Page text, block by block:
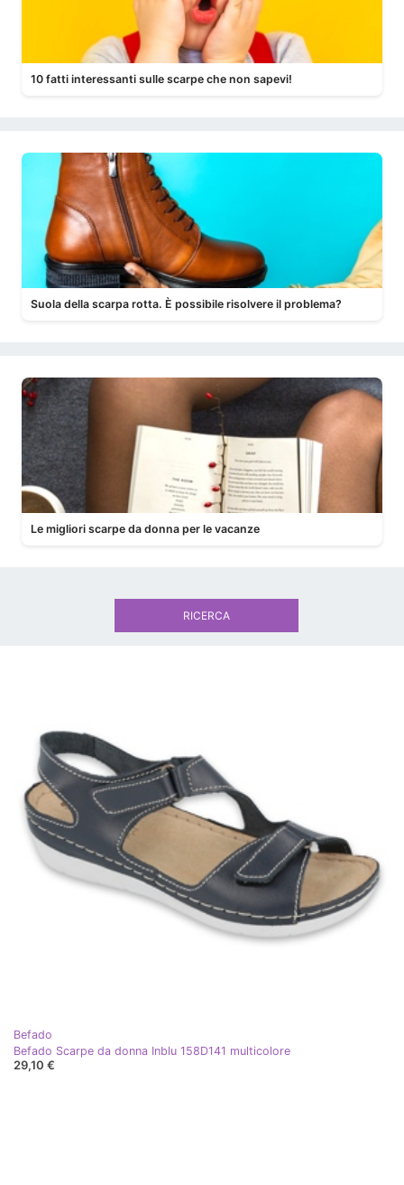
10 fatti interessanti sulle scarpe che non sapevi!
Suola della scarpa rotta. È possibile risolvere il problema?
Le migliori scarpe da donna per le vacanze
Befado
Befado Scarpe da donna Inblu 158D141 multicolore
29,10 €
RICERCA